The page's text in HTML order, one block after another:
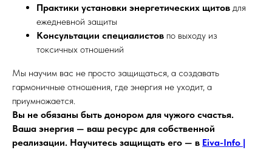
Практики установки энергетических щитов для
ежедневной защиты
Консультации специалистов по выходу из
токсичных отношений
Мы научим вас не просто защищаться, а создавать
гармоничные отношения, где энергия не уходит, а
приумножается.
Вы не обязаны быть донором для чужого счастья.
Ваша энергия — ваш ресурс для собственной
реализации. Научитесь защищать его — в Eiva-Info |